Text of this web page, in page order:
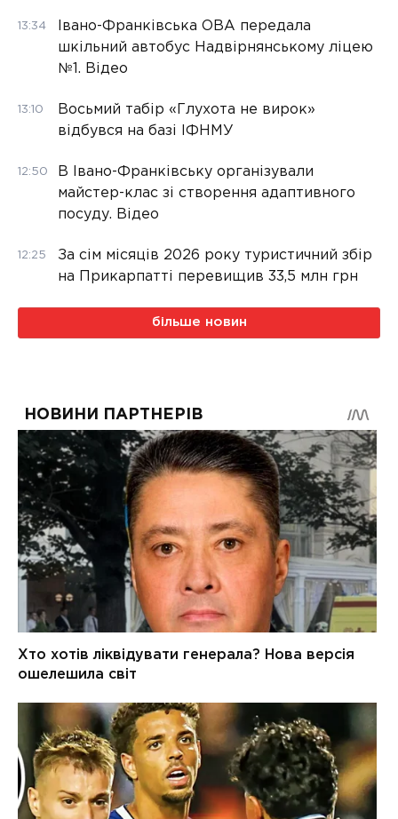
13:34
Івано-Франківська ОВА передала
шкільний автобус Надвірнянському ліцею
№1. Відео
13:10
Восьмий табір «Глухота не вирок»
відбувся на базі ІФНМУ
12:50
В Івано-Франківську організували
майстер-клас зі створення адаптивного
посуду. Відео
12:25
За сім місяців 2026 року туристичний збір
на Прикарпатті перевищив 33,5 млн грн
більше новин